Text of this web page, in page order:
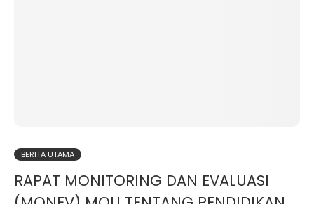
BERITA UTAMA
RAPAT MONITORING DAN EVALUASI